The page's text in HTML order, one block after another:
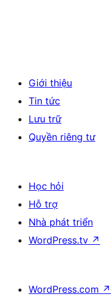
Giới thiệu
Tin tức
Lưu trữ
Quyền riêng tư
Học hỏi
Hỗ trợ
Nhà phát triển
WordPress.tv ↗
WordPress.com ↗